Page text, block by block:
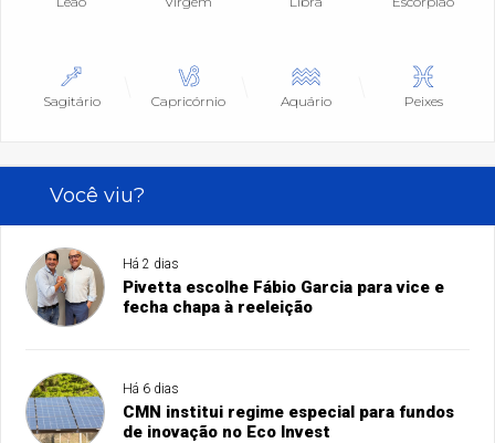
Sagitário Capricórnio Aquário Peixes
Você viu?
Há 2 dias
Pivetta escolhe Fábio Garcia para vice e
fecha chapa à reeleição
Há 6 dias
CMN institui regime especial para fundos
de inovação no Eco Invest